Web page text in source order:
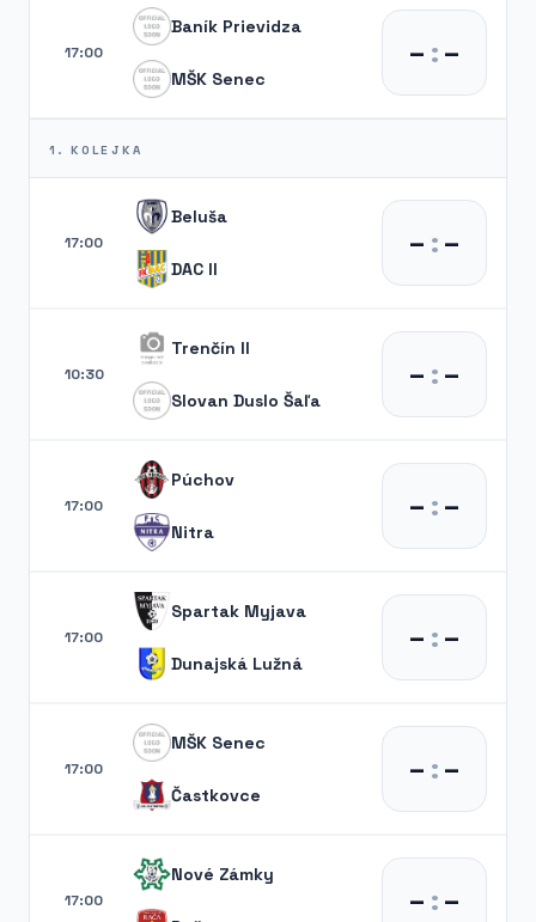
17:00
Baník Prievidza
MŠK Senec
– :–
1. KOLEJKA
17:00
Beluša
DAC II
– :–
10:30
Trenčín II
Slovan Duslo Šaľa
– :–
17:00
Púchov
Nitra
– :–
17:00
Spartak Myjava
Dunajská Lužná
– :–
17:00
MŠK Senec
Častkovce
– :–
17:00
Nové Zámky
– :–